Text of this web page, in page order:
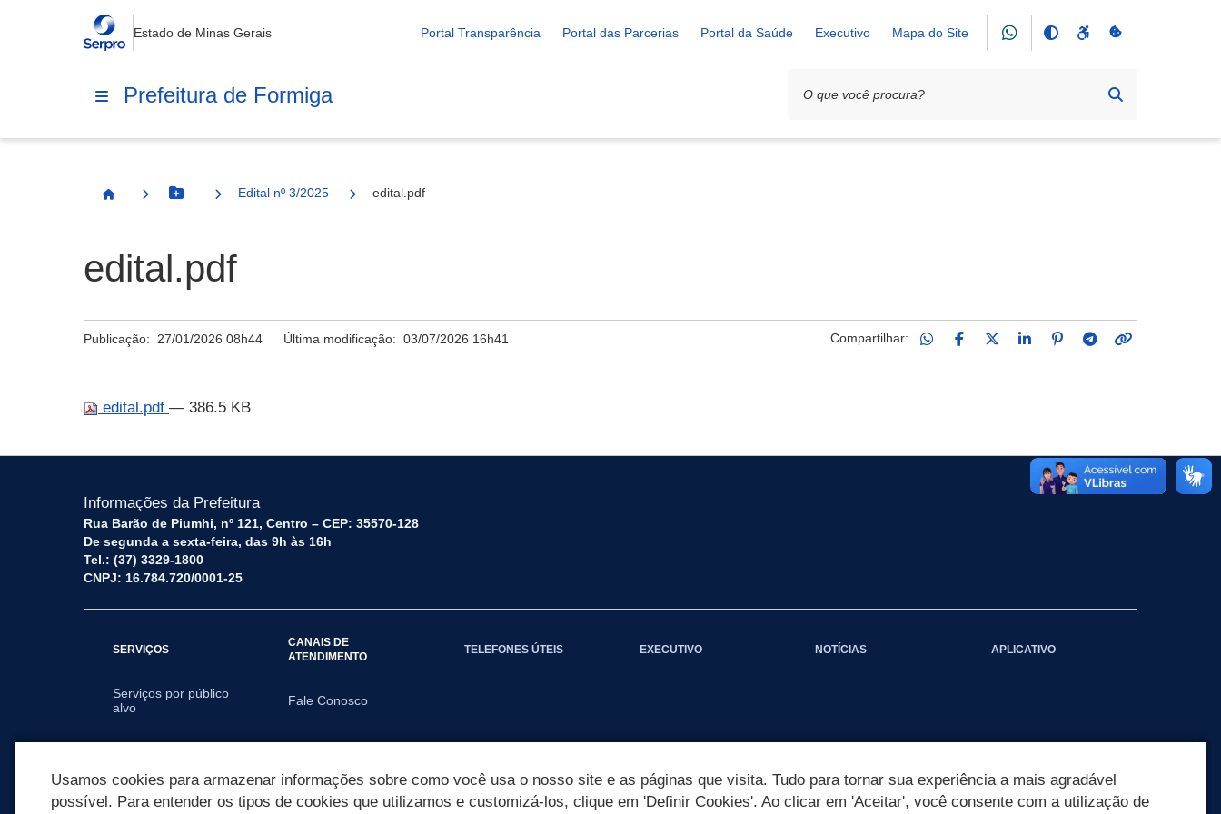
Estado de Minas Gerais Portal Transparência Portal das Parcerias Portal da Saúde Executivo Mapa do Site
Prefeitura de Formiga
Página InicialBotão Menu
Edital nº 3/2025 edital.pdf
edital.pdf
Publicação: 27/01/2026 08h44 Última modificação:03/07/2026 16h41 Compartilhar:
edital.pdf — 386.5 KB
Informações da Prefeitura
Rua Barão de Piumhi, nº 121, Centro – CEP: 35570-128
De segunda a sexta-feira, das 9h às 16h
Tel.: (37) 3329-1800
CNPJ: 16.784.720/0001-25
SERVIÇOS
Serviços por público
alvo
CANAIS DE
ATENDIMENTO
Fale Conosco
TELEFONES ÚTEIS EXECUTIVO NOTÍCIAS APLICATIVO
Usamos cookies para armazenar informações sobre como você usa o nosso site e as páginas que visita. Tudo para tornar sua experiência a mais agradável
possível. Para entender os tipos de cookies que utilizamos e customizá-los, clique em 'Definir Cookies'. Ao clicar em 'Aceitar', você consente com a utilização de